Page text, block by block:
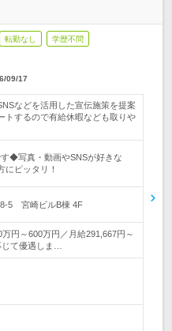
転勤なし 学歴不問
09/17
などを活用した宣伝施策を提案
トするので有給休暇なども取りや
◆写真・動画やSNSが好きな
にピッタリ！
5 宮崎ビルB棟 4F
円～600万円／月給291,667円～
て優遇しま…